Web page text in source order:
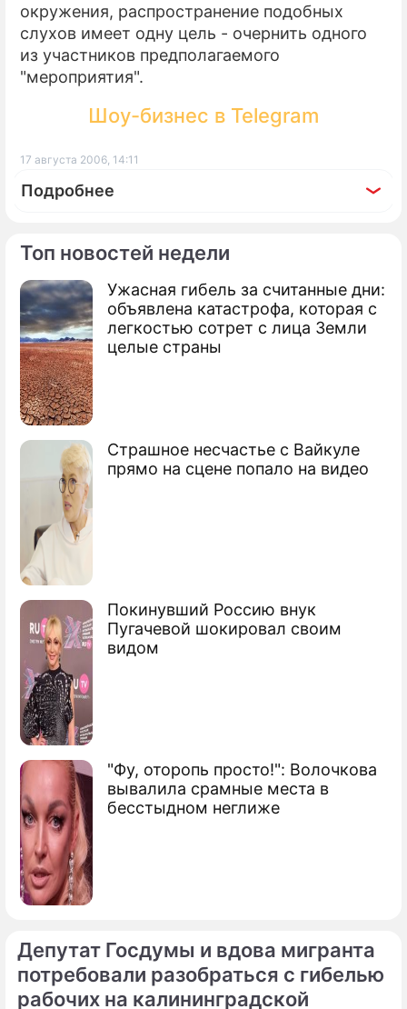
Топ новостей недели
Ужасная гибель за считанные дни:
объявлена катастрофа, которая с
легкостью сотрет с лица Земли
целые страны
Страшное несчастье с Вайкуле
прямо на сцене попало на видео
Покинувший Россию внук
Пугачевой шокировал своим
видом
"Фу, оторопь просто!": Волочкова
вывалила срамные места в
бесстыдном неглиже
окружения, распространение подобных
слухов имеет одну цель - очернить одного
из участников предполагаемого
"мероприятия".
Шоу-бизнес в Telegram
17 августа 2006, 14:11
Подробнее
Депутат Госдумы и вдова мигранта
потребовали разобраться с гибелью
рабочих на калининградской